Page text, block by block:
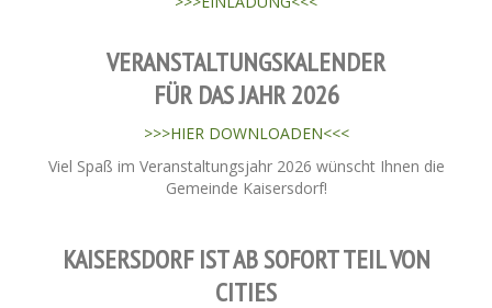
VERANSTALTUNGSKALENDER
FÜR DAS JAHR 2026
>>>HIER DOWNLOADEN<<<
Viel Spaß im Veranstaltungsjahr 2026 wünscht Ihnen die
Gemeinde Kaisersdorf!
KAISERSDORF IST AB SOFORT TEIL VON
CITIES